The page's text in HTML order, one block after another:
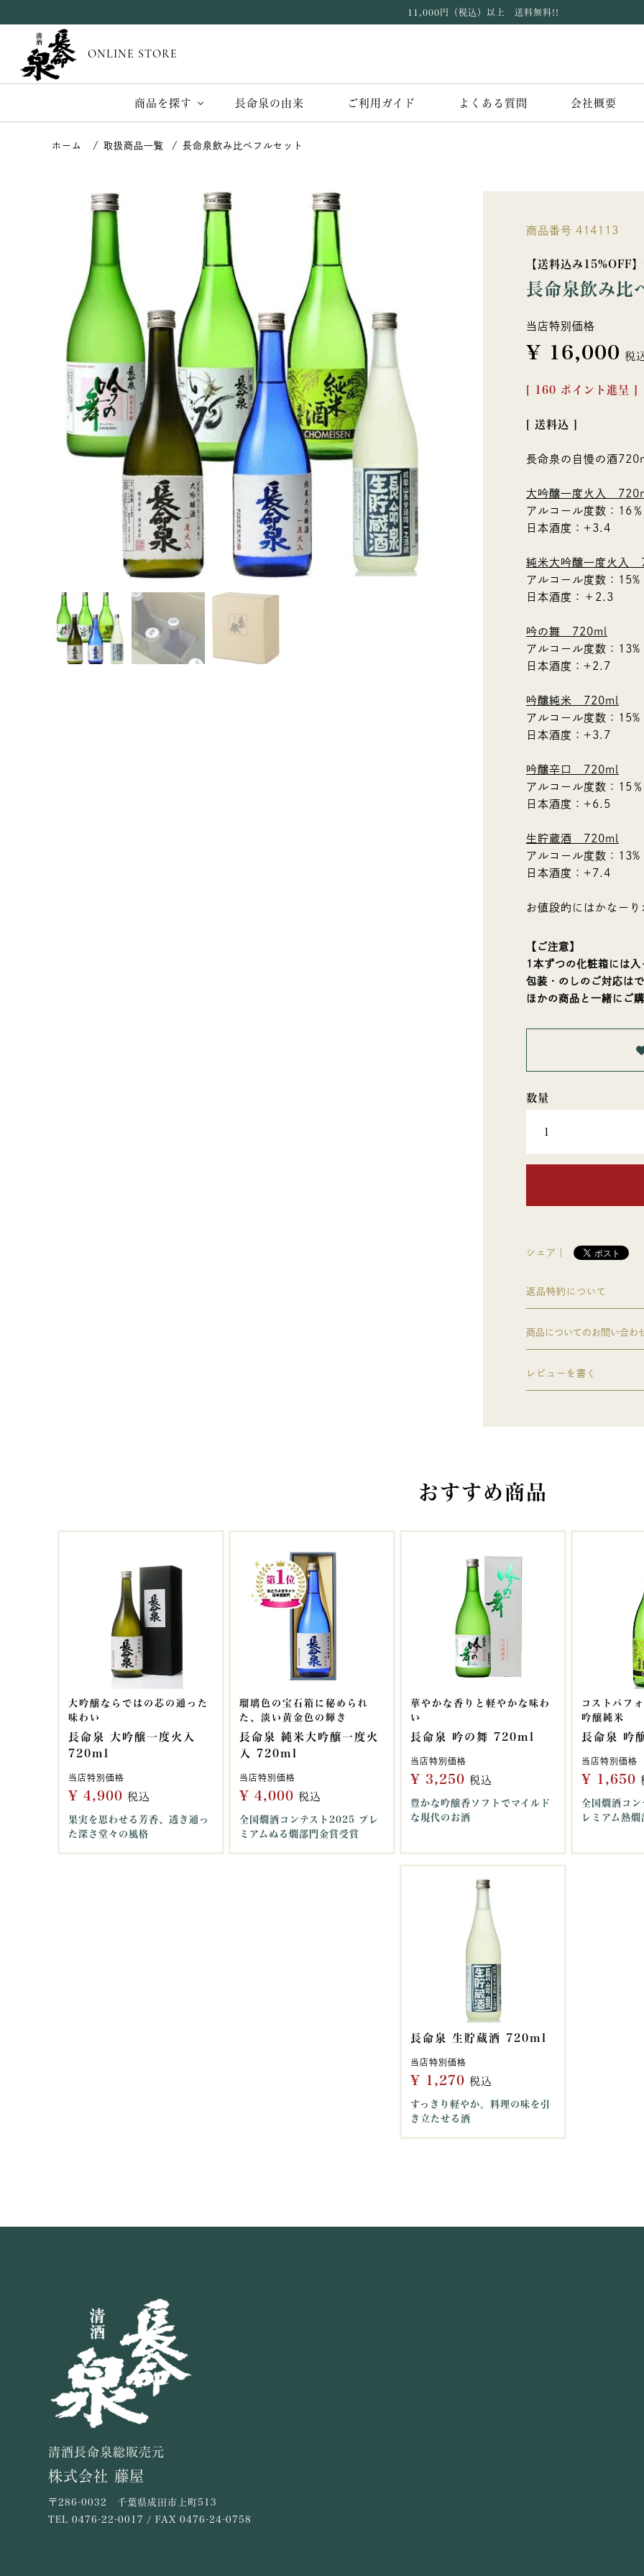
11,000円（税込）以上 送料無料!!
ONLINE STORE
商品を探す 長命泉の由来 ご利用ガイド よくある質問 会社概要
取扱商品一覧 長命泉飲み比べフルセット
商品番号 414113
【送料込み15%OFF
長命泉飲み比
当店特別価格
¥ 16,000 税
160 ポイント進呈 ]
送料込
長命泉の自慢の酒
大吟醸一度火入
アルコール度数：16％
日本酒度：+3.4
純米大吟醸一度火入
アルコール度数：15%
日本酒度：＋2.3
吟の舞 720ml
アルコール度数：13%
日本酒度：+2.7
吟醸純米 720ml
アルコール度数：15%
日本酒度：+3.7
吟醸辛口 720ml
アルコール度数：15％
日本酒度：+6.5
生貯蔵酒 720ml
アルコール度数：13%
日本酒度：+7.4
お値段的にはかなー
【ご注意】
1本ずつの化粧箱には
包装・のしのご対応は
ほかの商品と一緒にご
シェア｜
返品特約について
商品についてのお問い合わ
レビューを書く
おすすめ商品
大吟醸ならではの芯の通った
味わい
長命泉 大吟醸一度火入
720ml
当店特別価格
¥ 4,900 税込
果実を思わせる芳香、透き通っ
た深さ堂々の風格
瑠璃色の宝石箱に秘められ
た、淡い黄金色の輝き
長命泉 純米大吟醸一度火
入 720ml
当店特別価格
¥ 4,000 税込
全国燗酒コンテスト2025 プレ
ミアムぬる燗部門金賞受賞
華やかな香りと軽やかな味わ
い
長命泉 吟の舞 720ml
当店特別価格
¥ 3,250 税込
豊かな吟醸香ソフトでマイルド
な現代のお酒
コストパフ
吟醸純米
長命泉 吟
当店特別価格
¥ 1,650
全国燗酒コ
レミアム熱
長命泉 生貯蔵酒 720ml
当店特別価格
¥ 1,270 税込
すっきり軽やか。料理の味を引
き立たせる酒
清酒長命泉総販売元
株式会社 藤屋
〒286-0032 千葉県成田市上町513
TEL0476-22-0017 / FAX 0476-24-0758